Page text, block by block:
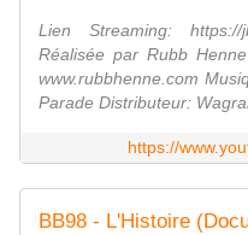
Lien Streaming: https://
Réalisée par Rubb
www.rubbhenne.com
Parade Distributeur:
https://
BB98 - L'Histoire